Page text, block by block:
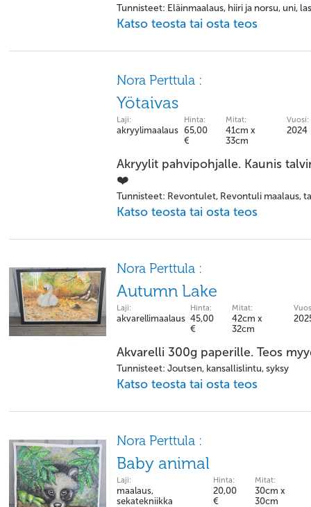
Tunnisteet: Eläinmaalaus, hiiri ja norsu, uni,
Katso teosta tai osta teos
Nora Perttula :
Yötaivas
Laji:
akryylimaalaus
Hinta:
65,00
€
Mitat:
41cm x
33cm
Vuosi:
2024
Akryylit pahvipohjalle. Kaunis
❤️
Tunnisteet: Revontulet, Revontuli maalaus,
Katso teosta tai osta teos
Nora Perttula :
Autumn Lake
Laji:
akvarellimaalaus
Hinta:
45,00
€
Mitat:
42cm x
32cm
Akvarelli 300g paperille. Teos
Tunnisteet: Joutsen, kansallislintu, syksy
Katso teosta tai osta teos
Nora Perttula :
Baby animal
Laji:
maalaus,
sekatekniikka
Hinta:
20,00
€
Mitat:
30cm x
30cm